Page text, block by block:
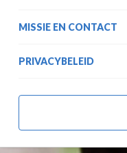
MISSIE EN CONTACT
PRIVACYBELEID